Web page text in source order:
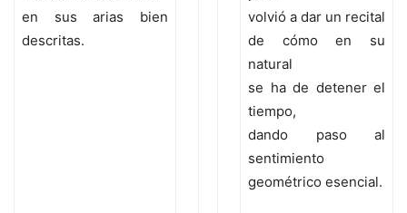
en sus arias bien
descritas.
volvió a dar un recital
de cómo en su
natural
se ha de detener el
tiempo,
dando paso al
sentimiento
geométrico esencial.